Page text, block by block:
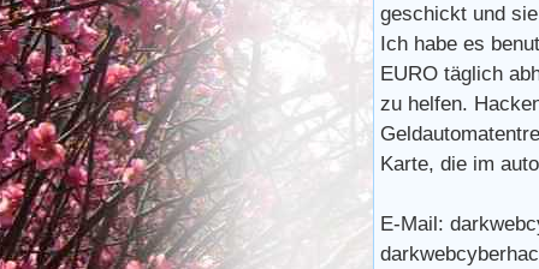
geschickt und
Ich habe es
EURO täglich
zu helfen.
Karte, die im
E-Mail: